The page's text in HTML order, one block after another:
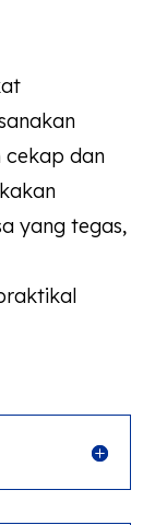
cekap dan
yang tegas,